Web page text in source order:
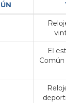
El
Común